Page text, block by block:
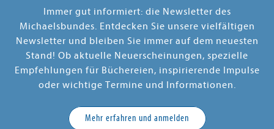
Immer gut informiert: die Newsletter des
Michaelsbundes. Entdecken Sie unsere vielfältigen
Newsletter und bleiben Sie immer auf dem neuesten
Stand! Ob aktuelle Neuerscheinungen, spezielle
Empfehlungen für Büchereien, inspirierende Impulse
oder wichtige Termine und Informationen.
Mehr erfahren und anmelden